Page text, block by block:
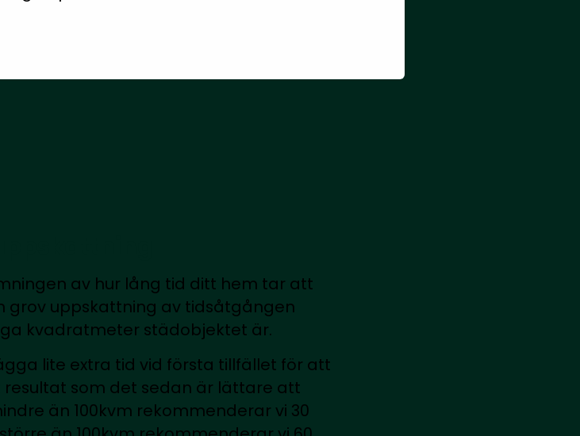
av hur lång tid ditt hem tar att
grov uppskattning av tidsåtgången
kvadratmeter städobjektet är.
lite extra tid vid första tillfället för att
som det sedan är lättare att
än 100kvm rekommenderar vi 30